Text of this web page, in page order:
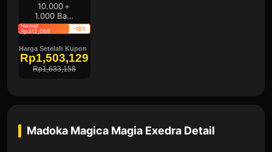
10.000＋
1.000 Batu
Magia
Hemat
Rp312,068
-18%
Harga Setelah Kupon
Rp1,503,129
Rp1,633,158
Madoka Magica Magia Exedra Detail